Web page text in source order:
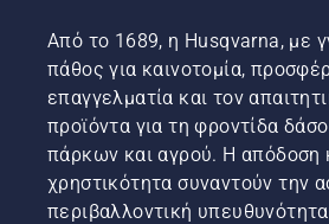
Από το 1689, η Husqvarna, με
πάθος για καινοτομία,
επαγγελματία και τον
προϊόντα για τη φροντίδα
πάρκων και αγρού. Η απόδοση
χρηστικότητα συναντούν την
περιβαλλοντική